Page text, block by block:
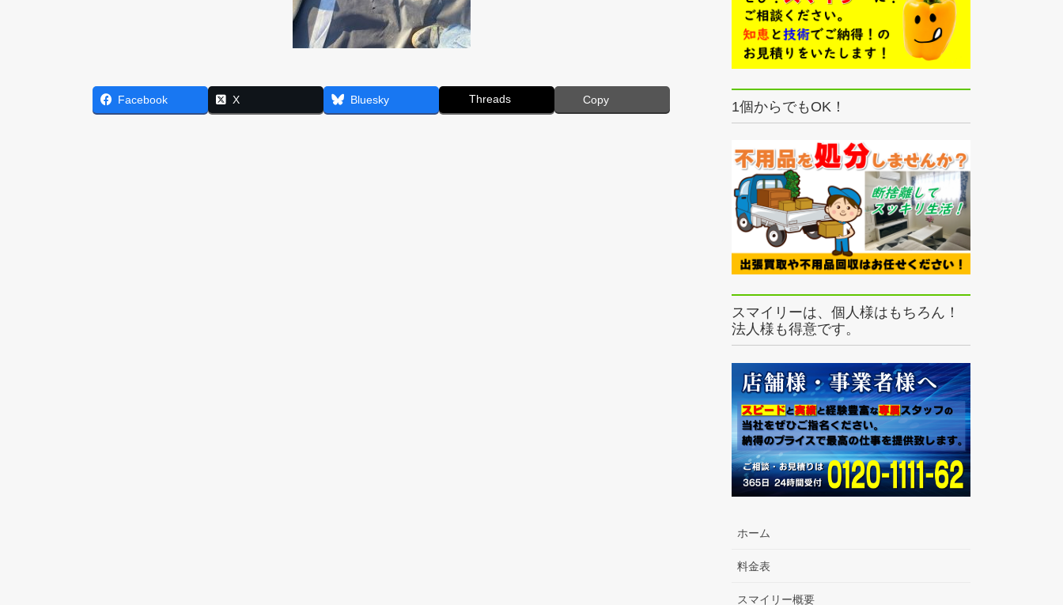
Facebook X Bluesky Threads Copy 1個からでもOK！
スマイリーは、個人様はもちろん！
法人様も得意です。
ホーム
料金表
スマイリー概要